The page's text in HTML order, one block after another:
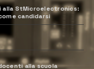
alla StMicroelectronics:
candidarsi
alla scuola